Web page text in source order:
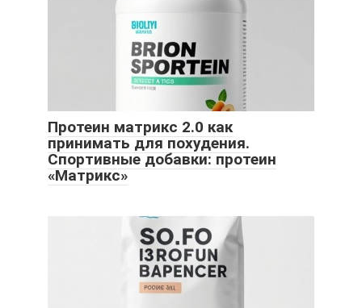
Протеин матрикс 2.0 как
принимать для похудения.
Спортивные добавки: протеин
«Матрикс»